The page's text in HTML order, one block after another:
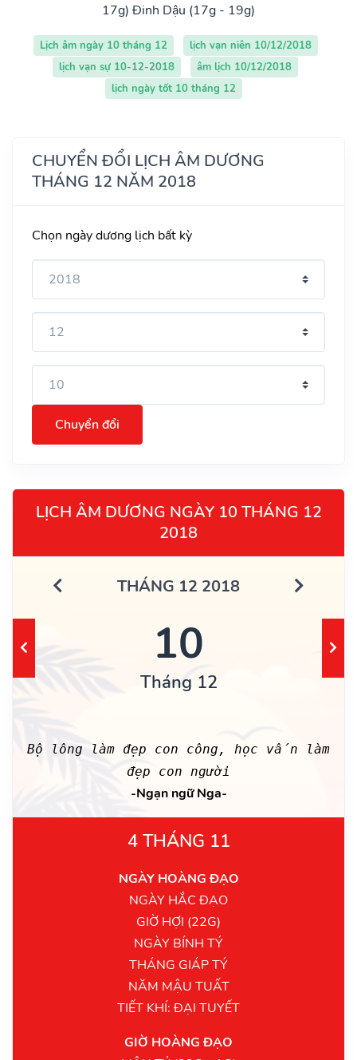
17g) Đinh Dậu (17g - 19g)
Lịch âm ngày 10 tháng 12
lịch vạn niên 10/12/2018
lịch vạn sự 10-12-2018
âm lịch 10/12/2018
lịch ngày tốt 10 tháng 12
CHUYỂN ĐỔI LỊCH ÂM DƯƠNG
THÁNG 12 NĂM 2018
Chọn ngày dương lịch bất kỳ
Chuyển đổi
LỊCH ÂM DƯƠNG NGÀY 10 THÁNG 12
2018
THÁNG 12 2018
10
Tháng 12
Bộ lông làm đẹp con công, học vấn làm
đẹp con người
-Ngạn ngữ Nga-
4 THÁNG 11
NGÀY HOÀNG ĐẠO
NGÀY HẮC ĐẠO
GIỜ HỢI (22G)
NGÀY BÍNH TÝ
THÁNG GIÁP TÝ
NĂM MẬU TUẤT
TIẾT KHÍ: ĐẠI TUYẾT
GIỜ HOÀNG ĐẠO